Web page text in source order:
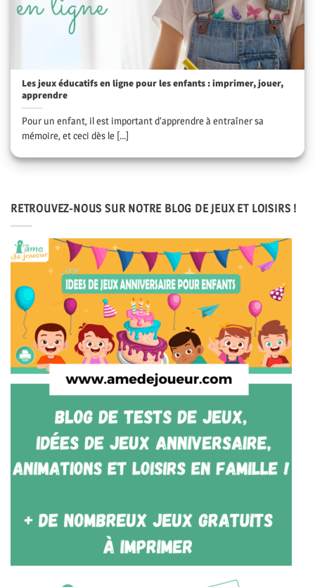
Les jeux éducatifs en ligne pour les enfants : imprimer, jouer,
apprendre
Pour un enfant, il est important d’apprendre à entraîner sa
mémoire, et ceci dès le [...]
RETROUVEZ-NOUS SUR NOTRE BLOG DE JEUX ET LOISIRS !